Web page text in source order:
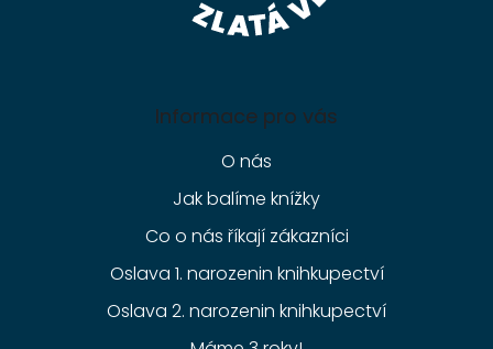
Informace pro vás
O nás
Jak balíme knížky
Co o nás říkají zákazníci
Oslava 1. narozenin knihkupectví
Oslava 2. narozenin knihkupectví